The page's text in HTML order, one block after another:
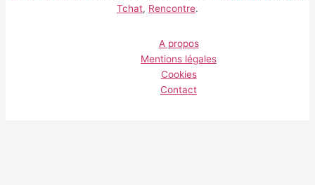
Tchat, Rencontre.
A propos
Mentions légales
Cookies
Contact